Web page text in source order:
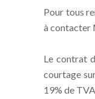
Pour tous
à contacter
Le contrat
courtage
19% de